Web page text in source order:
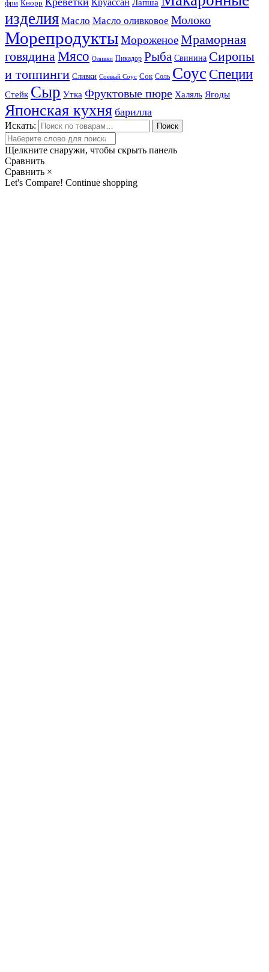
фри Кнорр Круассан Лапша
изделия Масло Масло оливковое Молоко
МорепродуктыМороженоеМраморная
говядинаМясо Оливки Пикадор Рыба Свинина Сиропы
и топпинги Сливки Соевый Соус Сок Соль Соус Специи
Стейк Сыр Утка Фруктовые пюре Халяль Ягоды
Японская кухня барилла
Искать: Поиск
Щелкните снаружи, чтобы скрыть панель
Сравнить
Сравнить ×
Let's Compare! Continue shopping